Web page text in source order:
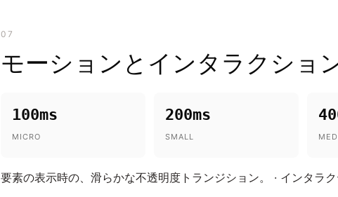
07
モーションとインタラクショ
100ms
MICRO
200ms
SMALL
要素の表示時の、滑らかな不透明度トランジション。 · インタラ